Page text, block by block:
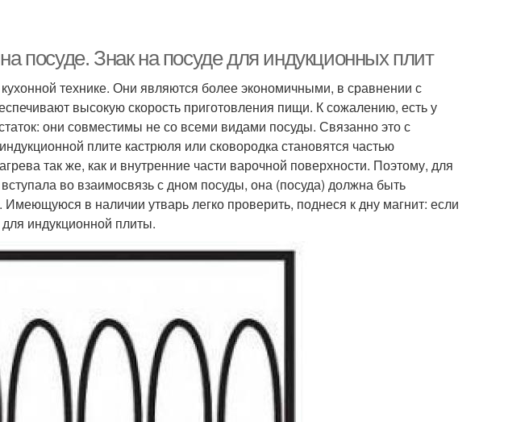
посуде. Знак на посуде для индукционных плит
технике. Они являются более экономичными, в сравнении с
высокую скорость приготовления пищи. К сожалению, есть у
они совместимы не со всеми видами посуды. Связанно это с
плите кастрюля или сковородка становятся частью
так же, как и внутренние части варочной поверхности. Поэтому, для
во взаимосвязь с дном посуды, она (посуда) должна быть
Имеющуюся в наличии утварь легко проверить, поднеся к дну магнит: если
индукционной плиты.